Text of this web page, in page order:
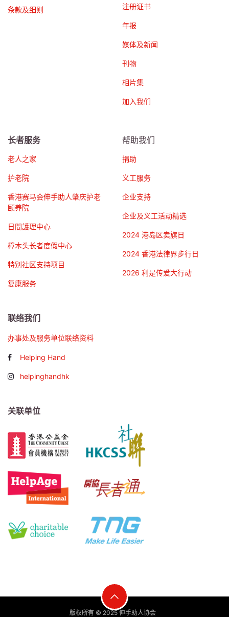
条款及细则 注册证书
年报
媒体及新闻
刊物
相片集
加入我们
长者服务
老人之家
护老院
香港赛马会伸手助人肇庆护老
颐养院
日間護理中心
樟木头长者度假中心
特别社区支持项目
复康服务
帮助我们
捐助
义工服务
企业支持
企业及义工活动精选
2024 港岛区卖旗日
2024 香港法律界步行日
2026 利是传爱大行动
联络我们
办事处及服务单位联络资料
Helping Hand
helpinghandhk
关联单位
版权所有 © 2025 伸手助人协会